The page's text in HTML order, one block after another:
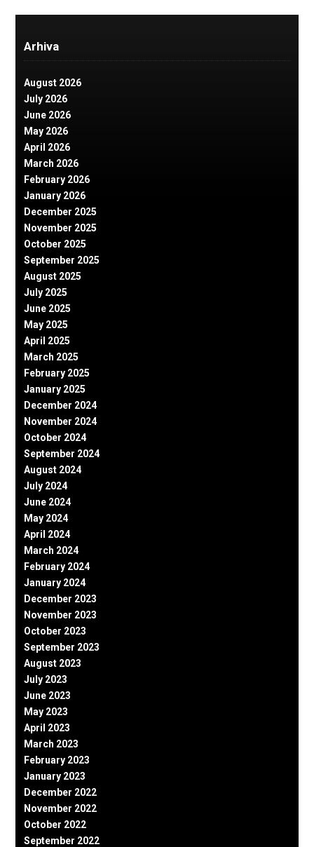
Arhiva
August 2026
July 2026
June 2026
May 2026
April 2026
March 2026
February 2026
January 2026
December 2025
November 2025
October 2025
September 2025
August 2025
July 2025
June 2025
May 2025
April 2025
March 2025
February 2025
January 2025
December 2024
November 2024
October 2024
September 2024
August 2024
July 2024
June 2024
May 2024
April 2024
March 2024
February 2024
January 2024
December 2023
November 2023
October 2023
September 2023
August 2023
July 2023
June 2023
May 2023
April 2023
March 2023
February 2023
January 2023
December 2022
November 2022
October 2022
September 2022